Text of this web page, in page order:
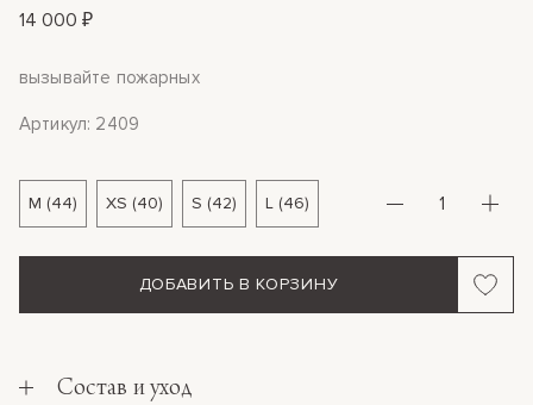
14 000 ₽
вызывайте пожарных
Артикул: 2409
M (44) XS (40) S (42) L (46)
ДОБАВИТЬ В КОРЗИНУ
Состав и уход